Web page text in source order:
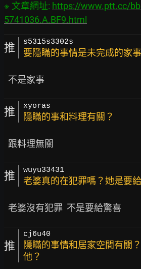
※ 文章網址: https://www.ptt.cc/
5741036.A.BF9.html
推 s5315s3302s
要隱瞞的事情是未完成的家
推 xyoras
隱瞞的事和料理有關？
推 wuyu33431
老婆真的在犯罪嗎？她是要
推
cj6u40
隱瞞的事情和居家空間有關？
他？